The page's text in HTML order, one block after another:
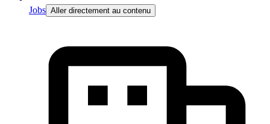
Jobs Aller directement au contenu